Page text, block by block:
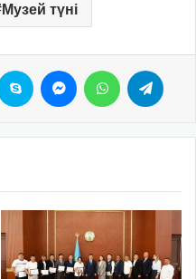
Музей түні